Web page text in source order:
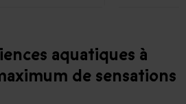
aquatiques à
de sensations